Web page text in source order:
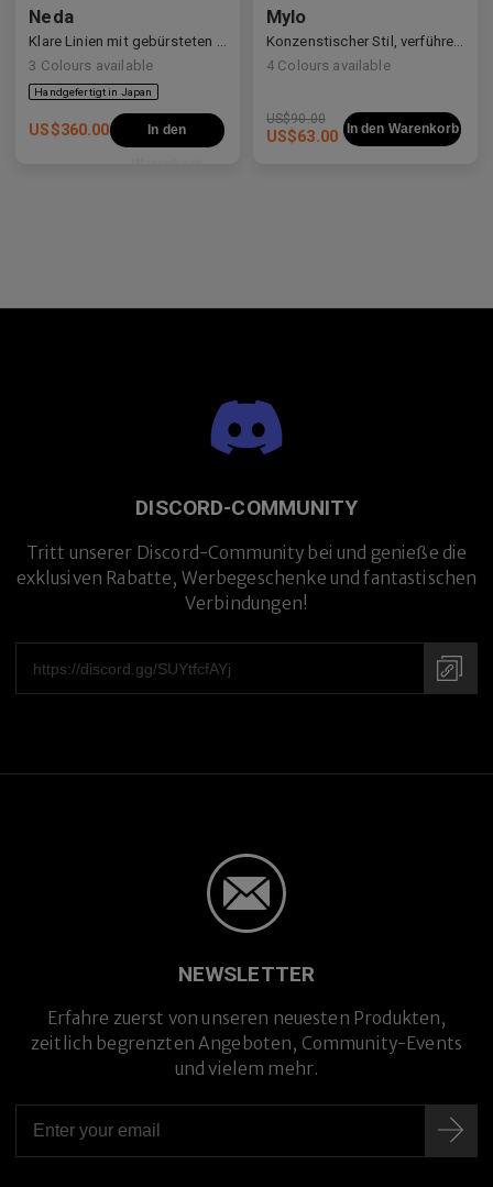
Neda
3 Colours available
US$360.00 In den
Mylo
4 Colours available
US$90.00
US$63.00 In den Warenkorb
DISCORD-COMMUNITY
Tritt unserer Discord-Community bei und genieße die
exklusiven Rabatte, Werbegeschenke und fantastischen
Verbindungen!
NEWSLETTER
Erfahre zuerst von unseren neuesten Produkten,
zeitlich begrenzten Angeboten, Community-Events
und vielem mehr.